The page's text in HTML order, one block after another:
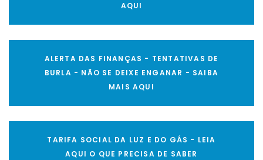
AQUI
ALERTA DAS FINANÇAS - TENTATIVAS DE
BURLA - NÃO SE DEIXE ENGANAR - SAIBA
MAIS AQUI
TARIFA SOCIAL DA LUZ E DO GÁS - LEIA
AQUI O QUE PRECISA DE SABER